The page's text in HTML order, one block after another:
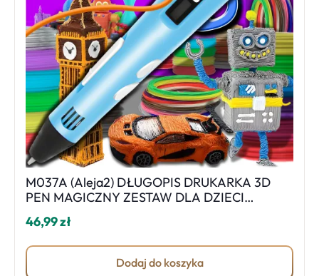
M037A (Aleja2) DŁUGOPIS DRUKARKA 3D
PEN MAGICZNY ZESTAW DLA DZIECI
46,99 zł
Dodaj do koszyka